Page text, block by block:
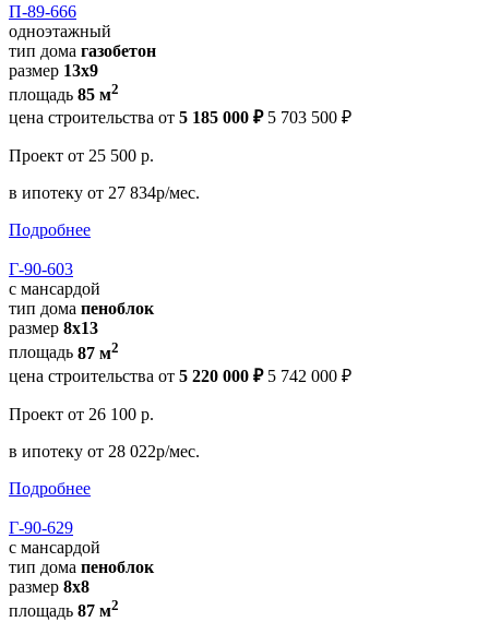
П-89-666
одноэтажный
тип дома газобетон
размер 13x9
площадь 85 м2
цена строительства от 5 185 000 ₽ 5 703 500 ₽
Проект от 25 500 р.
в ипотеку от 27 834р/мес.
Подробнее
Г-90-603
с мансардой
тип дома пеноблок
размер 8х13
площадь 87 м2
цена строительства от 5 220 000 ₽ 5 742 000 ₽
Проект от 26 100 р.
в ипотеку от 28 022р/мес.
Подробнее
Г-90-629
с мансардой
тип дома пеноблок
размер 8x8
площадь 87 м2